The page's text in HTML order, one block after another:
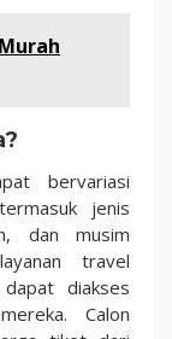
bervariasi
jenis
dan musim
travel
diakses
Calon